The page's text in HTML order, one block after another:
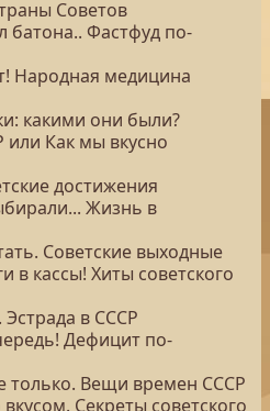
Советов
батона.. Фастфуд по-
Народная медицина
какими они были?
или Как мы вкусно
достижения
Жизнь в
Советские выходные
в кассы! Хиты советского
Эстрада в СССР
Дефицит по-
только. Вещи времен СССР
Секреты советского